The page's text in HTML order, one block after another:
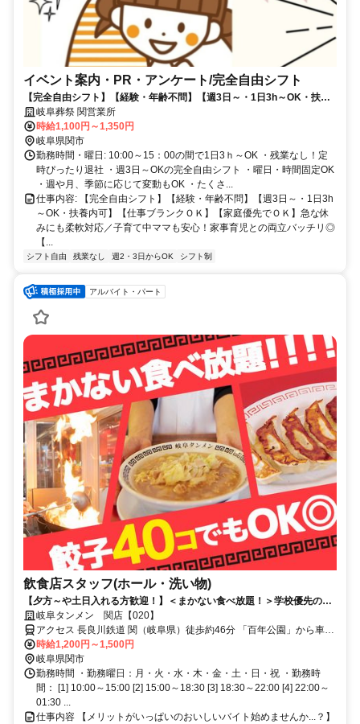
イベント案内・PR・アンケート/完全自由シフト
【完全自由シフト】【経験・年齢不問】【週3日～・1日3h～OK・扶養
内可】【仕事ブランクＯＫ】【家庭優先でＯＫ】急な休みにも柔軟対応
／子育て中ママも安心！家事育児との両立バッチリ◎
岐阜葬祭 関営業所
時給1,100円～1,350円
岐阜県関市
勤務時間・曜日: 10:00～15：00の間で1日3ｈ～OK ・残業なし！定
時ぴったり退社 ・週3日～OKの完全自由シフト ・曜日・時間固定OK
・週や月、季節に応じて変動もOK ・たくさ...
仕事内容: 【完全自由シフト】【経験・年齢不問】【週3日～・1日3h
～OK・扶養内可】【仕事ブランクＯＫ】【家庭優先でＯＫ】急な休
みにも柔軟対応／子育て中ママも安心！家事育児との両立バッチリ◎
【...
シフト自由 残業なし 週2・3日からOK シフト制
アルバイト・パート
飲食店スタッフ(ホール・洗い物)
【夕方～や土日入れる方歓迎！】＜まかない食べ放題！＞学校優先のシ
フトOK！高校生もOK！
岐阜タンメン 関店【020】
アクセス 長良川鉄道 関（岐阜県）徒歩約46分 「百年公園」から車で
5分
時給1,200円～1,500円
岐阜県関市
勤務時間 ・勤務曜日：月・火・水・木・金・土・日・祝 ・勤務時
間： [1] 10:00～15:00 [2] 15:00～18:30 [3] 18:30～22:00 [4] 22:00～
01:30 ...
仕事内容 【メリットがいっぱいのおいしいバイト始めませんか...？】